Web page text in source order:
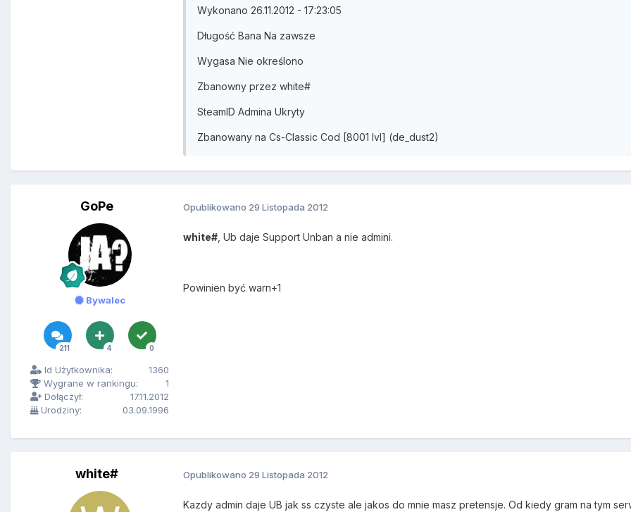
Wykonano 26.11.2012 - 17:23:05
Długość Bana Na zawsze
Wygasa Nie określono
Zbanowny przez white#
SteamID Admina Ukryty
Zbanowany na Cs-Classic Cod [8001 lvl] (de_dust2)
GoPe
Bywalec
211 4 0
Id Użytkownika:
1360
Wygrane w rankingu:
1
Dołączył:
17.11.2012
Urodziny:
03.09.1996
Opublikowano 29 Listopada 2012
white# , Ub daje Support Unban a nie admini.
Powinien być warn+1
white# Opublikowano 29 Listopada 2012
Kazdy admin daje UB jak ss czyste ale jakos do mnie masz pretensje. Od kiedy gram na tym